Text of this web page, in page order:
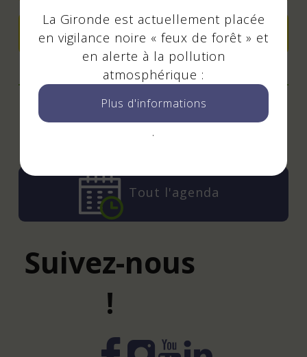
Ajouter à mon agenda
Mis à jour le 07 août 2026
Tout l'agenda
Suivez-nous
!
La Gironde est actuellement placée
en vigilance noire « feux de forêt » et
en alerte à la pollution
atmosphérique :
Plus d'informations
.